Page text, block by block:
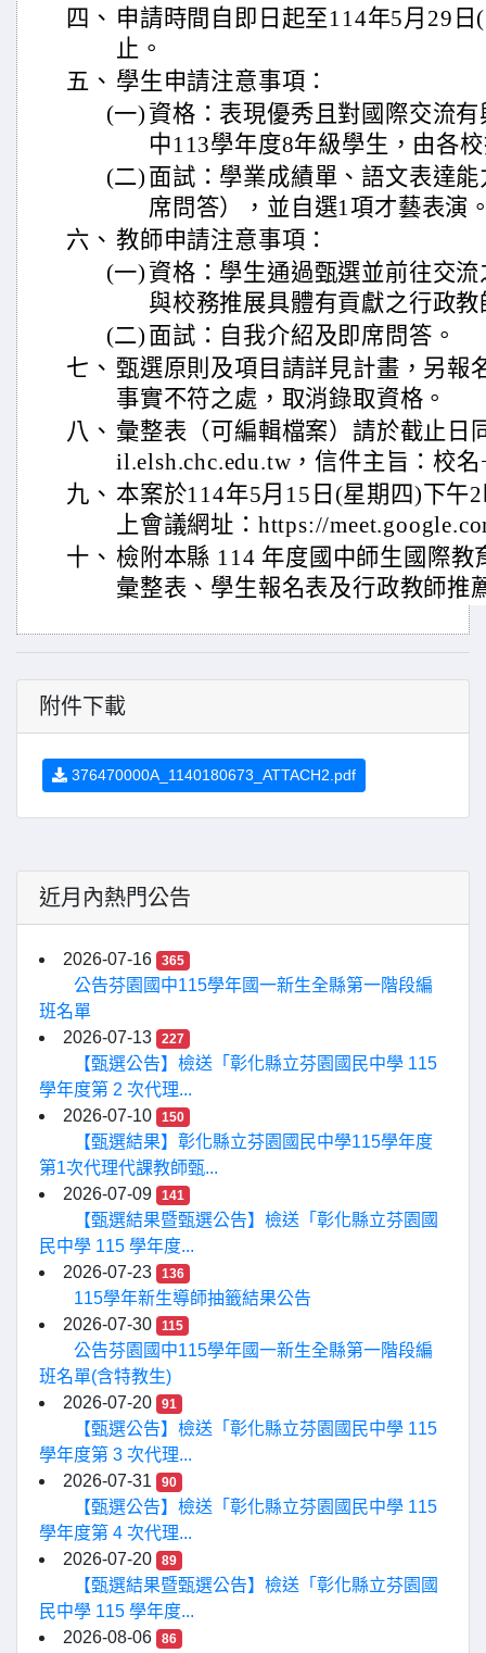
四、 申請時間自即日起至114年5月29
止。
五、 學生申請注意事項：
(一) 資格：表現優秀且對國際交流
中113學年度8年級學生，由各
(二) 面試：學業成績單、語文表達
席問答），並自選1項才藝表演
六、 教師申請注意事項：
(一) 資格：學生通過甄選並前往交
與校務推展具體有貢獻之行政教
(二) 面試：自我介紹及即席問答。
七、 甄選原則及項目請詳見計畫，另報
事實不符之處，取消錄取資格。
八、 彙整表（可編輯檔案）請於截止日
il.elsh.chc.edu.tw，信件主旨：校
九、 本案於114年5月15日(星期四)下午
上會議網址：https://
十、 檢附本縣 114 年度國中師生國際教
彙整表、學生報名表及行政教師推
附件下載
376470000A_1140180673_ATTACH2.pdf
近月內熱門公告
2026-07-16 365
公告芬園國中115學年國一新生全縣第一階段編
班名單
2026-07-13
227
【甄選公告】檢送「彰化縣立芬園國民中學 115
學年度第 2 次代理...
2026-07-10
150
【甄選結果】彰化縣立芬園國民中學115學年度
第1次代理代課教師甄...
2026-07-09
141
【甄選結果暨甄選公告】檢送「彰化縣立芬園國
民中學 115 學年度...
2026-07-23
136
115學年新生導師抽籤結果公告
2026-07-30
115
公告芬園國中115學年國一新生全縣第一階段編
班名單(含特教生)
2026-07-20
91
【甄選公告】檢送「彰化縣立芬園國民中學 115
學年度第 3 次代理...
2026-07-31
90
【甄選公告】檢送「彰化縣立芬園國民中學 115
學年度第 4 次代理...
2026-07-20
89
【甄選結果暨甄選公告】檢送「彰化縣立芬園國
民中學 115 學年度...
2026-08-06
86